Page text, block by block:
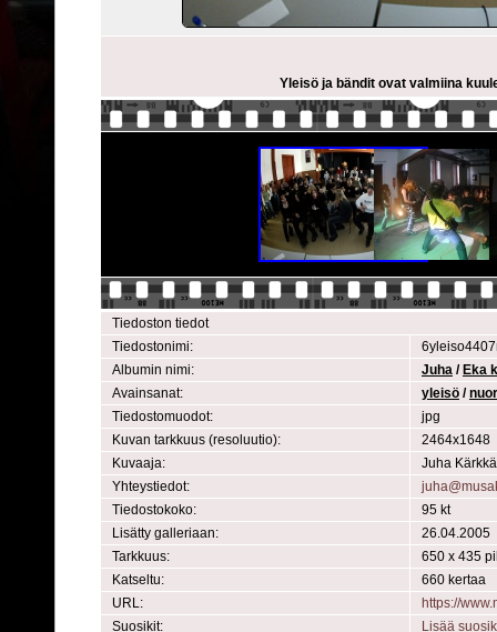
Yleisö ja bändit ovat valmiina
Tiedoston tiedot
Tiedostonimi:
Albumin nimi:
Juha / Eka
Avainsanat:
yleisö /
Tiedostomuodot:
jpg
Kuvan tarkkuus (resoluutio):
2464x1648
Kuvaaja:
Juha
Yhteystiedot:
Tiedostokoko:
95 kt
Lisätty galleriaan:
26.04.2005
Tarkkuus:
650 x 435
Katseltu:
660 kertaa
URL:
https://
Suosikit:
Lisää